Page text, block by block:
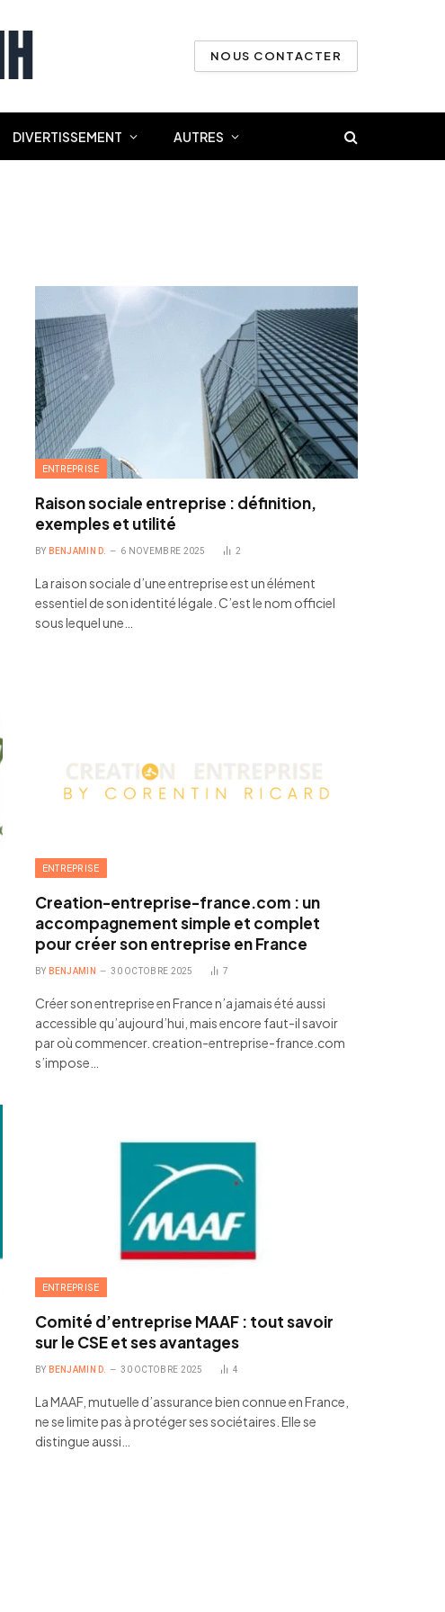
NOUS CONTACTER
DIVERTISSEMENT AUTRES
ENTREPRISE
Raison sociale entreprise : définition,
exemples et utilité
BY BENJAMIN D. 6 NOVEMBRE 2025 2
La raison sociale d’une entreprise est un élément
essentiel de son identité légale. C’est le nom officiel
sous lequel une…
ENTREPRISE
Creation-entreprise-france.com : un
accompagnement simple et complet
pour créer son entreprise en France
BY BENJAMIN 30 OCTOBRE 2025 7
Créer son entreprise en France n’a jamais été aussi
accessible qu’aujourd’hui, mais encore faut-il savoir
par où commencer. creation-entreprise-france.com
s’impose…
ENTREPRISE
Comité d’entreprise MAAF : tout savoir
sur le CSE et ses avantages
BY BENJAMIN D. 30 OCTOBRE 2025 4
La MAAF, mutuelle d’assurance bien connue en France,
ne se limite pas à protéger ses sociétaires. Elle se
distingue aussi…